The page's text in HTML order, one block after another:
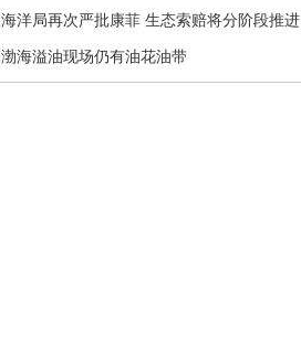
海洋局再次严批康菲 生态索赔将分阶段推进
渤海溢油现场仍有油花油带